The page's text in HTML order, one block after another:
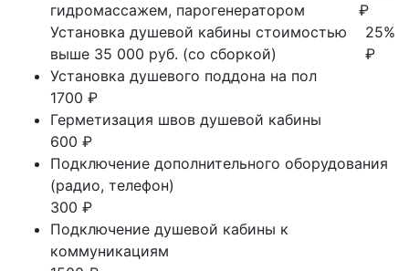
гидромассажем, парогенератором
₽
Установка душевой кабины стоимостью
выше 35 000 руб. (со сборкой)
25%
₽
Установка душевого поддона на пол
1700 ₽
Герметизация швов душевой кабины
600 ₽
Подключение дополнительного оборудования
(радио, телефон)
300 ₽
Подключение душевой кабины к
коммуникациям